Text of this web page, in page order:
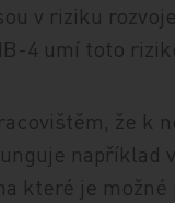
v riziku rozvoje
4 umí toto
že k
například
které je možné